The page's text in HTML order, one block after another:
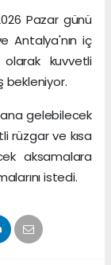
Pazar günü
Antalya'nın iç
kuvvetli
bekleniyor.
gelebilecek
rüzgar ve kısa
aksamalara
istedi.